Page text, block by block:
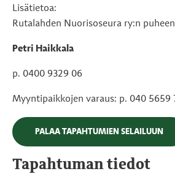
Lisätietoa:
Rutalahden Nuorisoseura ry:n
Petri Haikkala
p. 0400 9329 06
Myyntipaikkojen varaus: p. 040 5659
PALAA TAPAHTUMIEN SELAILUUN
Tapahtuman tiedot